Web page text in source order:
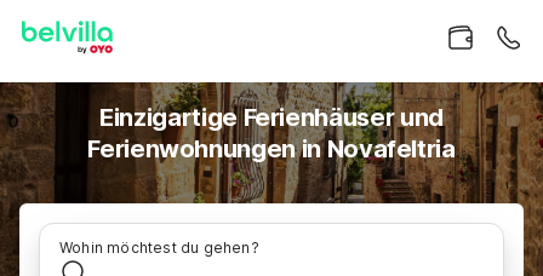
Einzigartige Ferienhäuser und
Ferienwohnungen in Novafeltria
Wohin möchtest du gehen?